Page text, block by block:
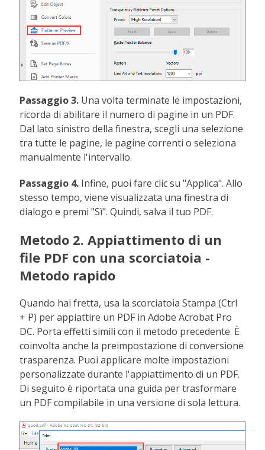
Passaggio 3. Una volta terminate le impostazioni,
ricorda di abilitare il numero di pagine in un PDF.
Dal lato sinistro della finestra, scegli una selezione
tra tutte le pagine, le pagine correnti o seleziona
manualmente l'intervallo.
Passaggio 4. Infine, puoi fare clic su "Applica". Allo
stesso tempo, viene visualizzata una finestra di
dialogo e premi "Sì". Quindi, salva il tuo PDF.
Metodo 2. Appiattimento di un
file PDF con una scorciatoia -
Metodo rapido
Quando hai fretta, usa la scorciatoia Stampa (Ctrl
+ P) per appiattire un PDF in Adobe Acrobat Pro
DC. Porta effetti simili con il metodo precedente. È
coinvolta anche la preimpostazione di conversione
trasparenza. Puoi applicare molte impostazioni
personalizzate durante l'appiattimento di un PDF.
Di seguito è riportata una guida per trasformare
un PDF compilabile in una versione di sola lettura.